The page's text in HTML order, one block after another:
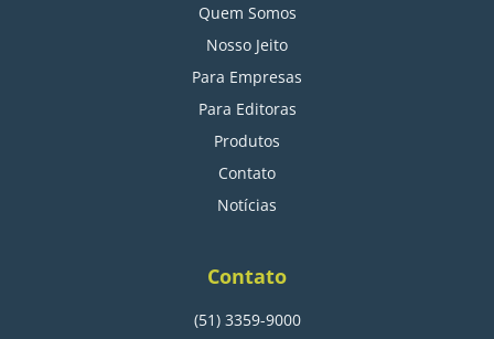
Quem Somos
Nosso Jeito
Para Empresas
Para Editoras
Produtos
Contato
Notícias
Contato
(51) 3359-9000